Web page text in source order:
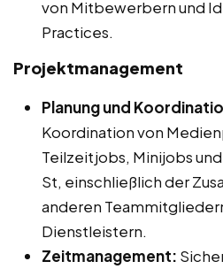
von Mitbewerbern und
Practices.
Projektmanagement
Planung und
Koordination von
Teilzeitjobs, Minijobs
St, einschließlich der
anderen
Dienstleistern.
Zeitmanagement: